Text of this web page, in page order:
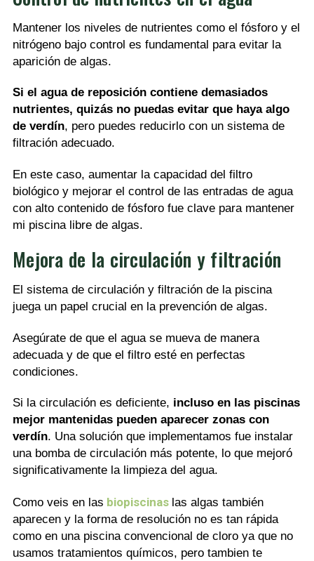
Mantener los niveles de nutrientes como el fósforo y el
nitrógeno bajo control es fundamental para evitar la
aparición de algas.
Si el agua de reposición contiene demasiados
nutrientes, quizás no puedas evitar que haya algo
de verdín, pero puedes reducirlo con un sistema de
filtración adecuado.
En este caso, aumentar la capacidad del filtro
biológico y mejorar el control de las entradas de agua
con alto contenido de fósforo fue clave para mantener
mi piscina libre de algas.
Mejora de la circulación y filtración
El sistema de circulación y filtración de la piscina
juega un papel crucial en la prevención de algas.
Asegúrate de que el agua se mueva de manera
adecuada y de que el filtro esté en perfectas
condiciones.
Si la circulación es deficiente, incluso en las piscinas
mejor mantenidas pueden aparecer zonas con
verdín. Una solución que implementamos fue instalar
una bomba de circulación más potente, lo que mejoró
significativamente la limpieza del agua.
Como veis en las biopiscinas las algas también
aparecen y la forma de resolución no es tan rápida
como en una piscina convencional de cloro ya que no
usamos tratamientos químicos, pero tambien te